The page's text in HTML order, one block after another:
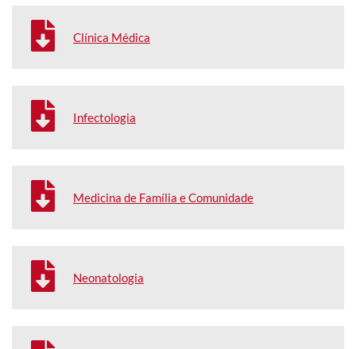
Clínica Médica
Infectologia
Medicina de Família e Comunidade
Neonatologia